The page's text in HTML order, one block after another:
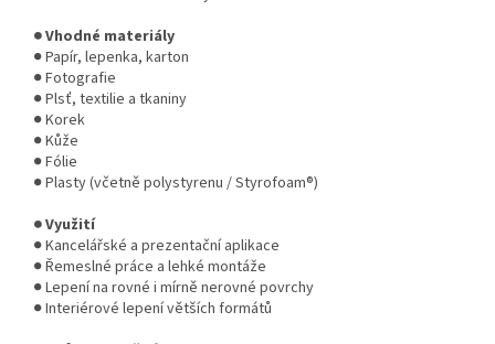
● Vhodné materiály
● Papír, lepenka, karton
● Fotografie
● Plsť, textilie a tkaniny
● Korek
● Kůže
● Fólie
● Plasty (včetně polystyrenu / Styrofoam®)
● Využití
● Kancelářské a prezentační aplikace
● Řemeslné práce a lehké montáže
● Lepení na rovné i mírně nerovné povrchy
● Interiérové lepení větších formátů